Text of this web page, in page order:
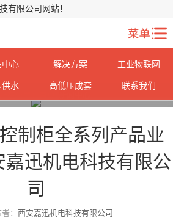
有限公司网站！
中心 解决方案 工业物联网
水 高低压成套
联系我们
制柜全系列产品业
嘉迅机电科技有限公
司
： 西安嘉迅机电科技有限公司